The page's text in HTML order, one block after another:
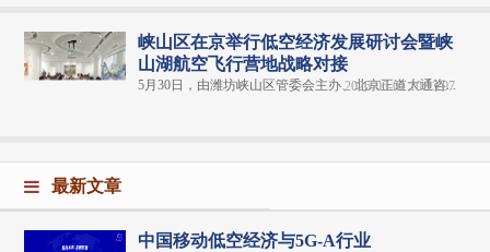
峡山区在京举行低空经济发展研讨会暨峡
山湖航空飞行营地战略对接
5月30日，由潍坊峡山区管委会主办、北京正道大通咨...
2026-06-01 10:13:07
最新文章
中国移动低空经济与5G-A行业